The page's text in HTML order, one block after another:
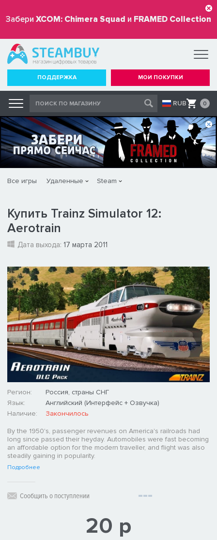
Забери XCOM: Chimera Squad и FRAMED Collection
бесплатно
ПОДДЕРЖКА МОИ ПОКУПКИ
RUB 0
Все игры Удаленные Steam
Купить Trainz Simulator 12:
Aerotrain
Дата выхода: 17 марта 2011
Регион:
Россия, страны СНГ
Язык:
Английский (Интерфейс + Озвучка)
Наличие:
Закончилось
By the 1950's, passenger revenues on America's railroads had
long since passed their heyday. Automobiles were fast becoming
an affordable option for the modern traveller, and flight was also
steadily gaining in popularity.
Подробнее
Сообщить о поступлении
20 р